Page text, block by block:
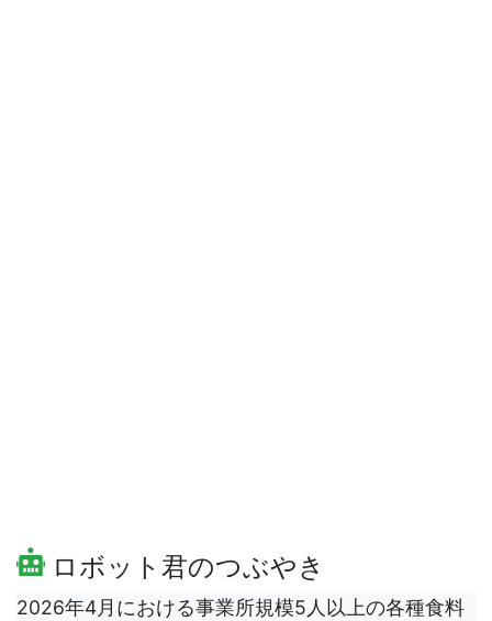
ロボット君のつぶやき
2026年4月における事業所規模5人以上の各種食料